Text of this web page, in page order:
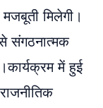
मिलेगी।
संगठनात्मक
में हुई